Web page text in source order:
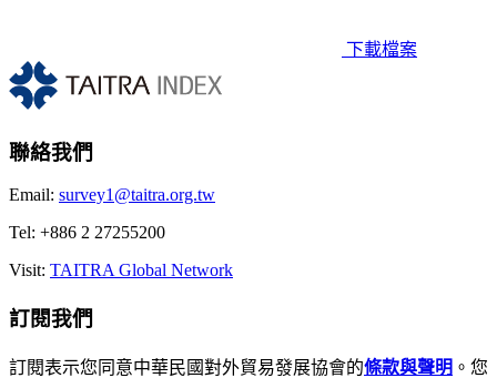
下載檔案
聯絡我們
Email: survey1@taitra.org.tw
Tel: +886 2 27255200
Visit: TAITRA Global Network
訂閱我們
訂閱表示您同意中華民國對外貿易發展協會的條款與聲明 。您